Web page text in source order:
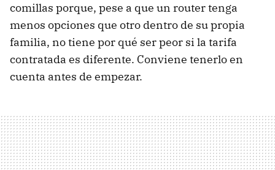
comillas porque, pese a que un router tenga
menos opciones que otro dentro de su propia
familia, no tiene por qué ser peor si la tarifa
contratada es diferente. Conviene tenerlo en
cuenta antes de empezar.